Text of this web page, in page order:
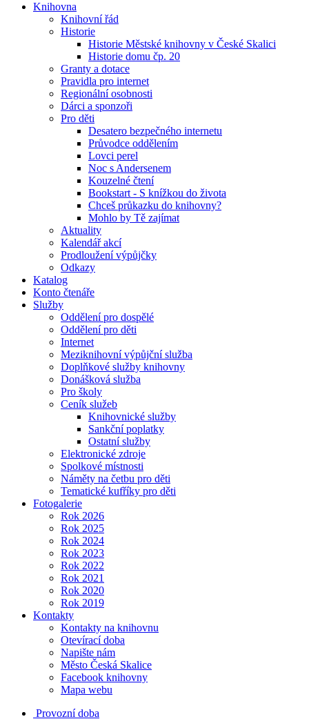
Knihovna
Knihovní řád
Historie
Historie Městské knihovny v České Skalici
Historie domu čp. 20
Granty a dotace
Pravidla pro internet
Regionální osobnosti
Dárci a sponzoři
Pro děti
Desatero bezpečného internetu
Průvodce oddělením
Lovci perel
Noc s Andersenem
Kouzelné čtení
Bookstart - S knížkou do života
Chceš průkazku do knihovny?
Mohlo by Tě zajímat
Aktuality
Kalendář akcí
Prodloužení výpůjčky
Odkazy
Katalog
Konto čtenáře
Služby
Oddělení pro dospělé
Oddělení pro děti
Internet
Meziknihovní výpůjční služba
Doplňkové služby knihovny
Donášková služba
Pro školy
Ceník služeb
Knihovnické služby
Sankční poplatky
Ostatní služby
Elektronické zdroje
Spolkové místnosti
Náměty na četbu pro děti
Tematické kufříky pro děti
Fotogalerie
Rok 2026
Rok 2025
Rok 2024
Rok 2023
Rok 2022
Rok 2021
Rok 2020
Rok 2019
Kontakty
Kontakty na knihovnu
Otevírací doba
Napište nám
Město Česká Skalice
Facebook knihovny
Mapa webu
Provozní doba